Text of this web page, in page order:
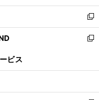
開
く
ウ
で
開
く
ン
ド
ウ
で
ウ
ィ
ン
ド
開
新
し
い
ン
ウ
新
ウ
ン
ビス